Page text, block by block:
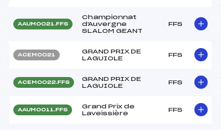
AAUM0021.FFS
Championnat
d'Auvergne
SLALOM GEANT
FFS
ACEM0021
GRAND PRIX DE
LAGUIOLE
FFS
ACEM0022.FFS
GRAND PRIX DE
LAGUIOLE
FFS
AAUM0011.FFS
Grand Prix de
Laveissière
FFS